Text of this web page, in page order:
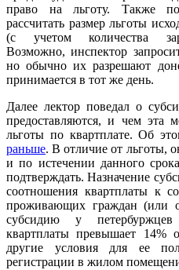
право на льготу. Также
рассчитать размер льготы
(с учетом количества
Возможно, инспектор
но обычно их разрешают
принимается в тот же день.
Далее лектор поведал о
предоставляются, и чем эта
льготы по квартплате. Об
раньше. В отличие от льготы,
и по истечении данного
подтверждать. Назначение
соотношения квартплаты к
проживающих граждан (или
субсидию у петербуржцев
квартплаты превышает 14%
другие условия для ее
регистрации в жилом